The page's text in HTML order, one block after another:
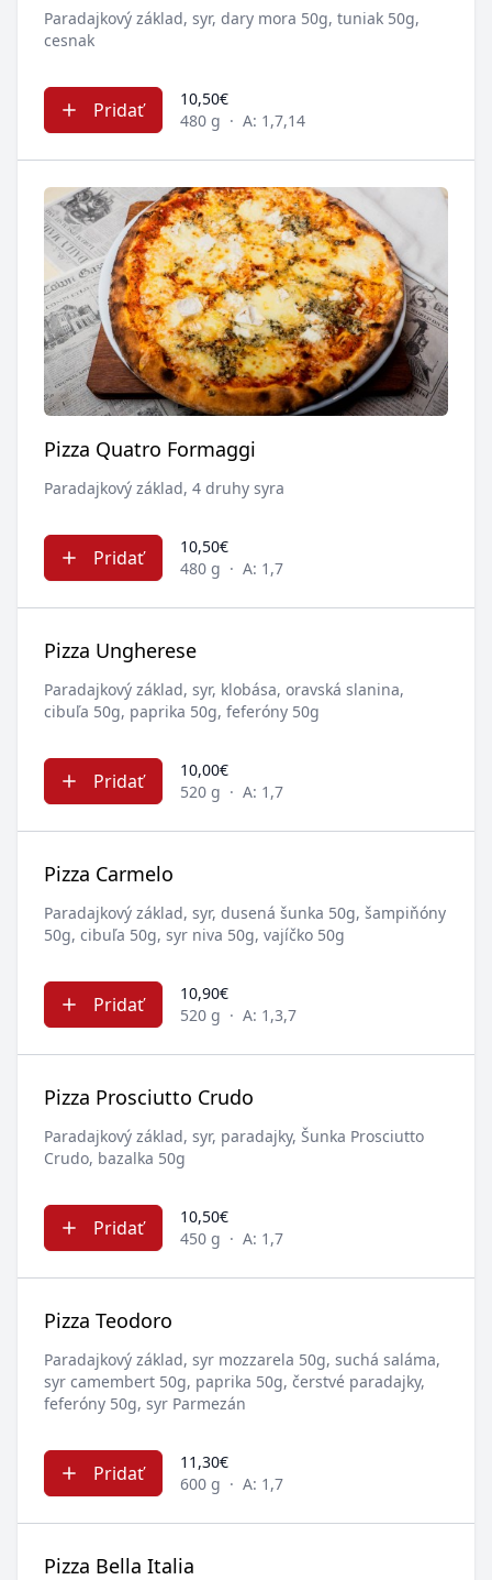
Paradajkový základ, syr, dary mora 50g, tuniak 50g,
cesnak
Pridať
10,50€
480 g · A: 1,7,14
Pizza Quatro Formaggi
Paradajkový základ, 4 druhy syra
Pridať
10,50€
480 g · A: 1,7
Pizza Ungherese
Paradajkový základ, syr, klobása, oravská slanina,
cibuľa 50g, paprika 50g, feferóny 50g
Pridať
10,00€
520 g · A: 1,7
Pizza Carmelo
Paradajkový základ, syr, dusená šunka 50g, šampiňóny
50g, cibuľa 50g, syr niva 50g, vajíčko 50g
Pridať
10,90€
520 g · A: 1,3,7
Pizza Prosciutto Crudo
Paradajkový základ, syr, paradajky, Šunka Prosciutto
Crudo, bazalka 50g
Pridať
10,50€
450 g · A: 1,7
Pizza Teodoro
Paradajkový základ, syr mozzarela 50g, suchá saláma,
syr camembert 50g, paprika 50g, čerstvé paradajky,
feferóny 50g, syr Parmezán
Pridať
11,30€
600 g · A: 1,7
Pizza Bella Italia